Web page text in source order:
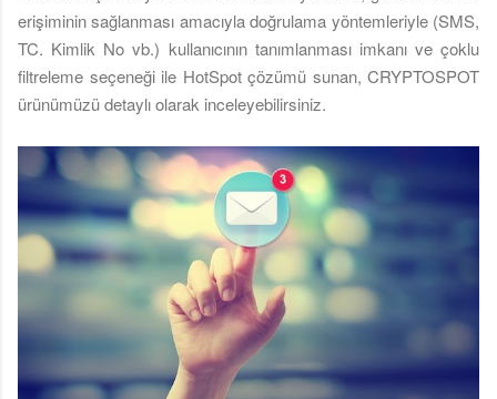
erişiminin sağlanması amacıyla doğrulama yöntemleriyle (SMS,
TC. Kimlik No vb.) kullanıcının tanımlanması imkanı ve çoklu
filtreleme seçeneği ile HotSpot çözümü sunan, CRYPTOSPOT
ürünümüzü detaylı olarak inceleyebilirsiniz.